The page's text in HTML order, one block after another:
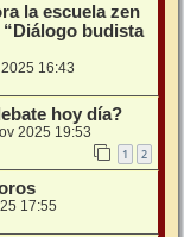
la escuela zen
budista
16:43
hoy día?
2025 19:53
1 2
17:55